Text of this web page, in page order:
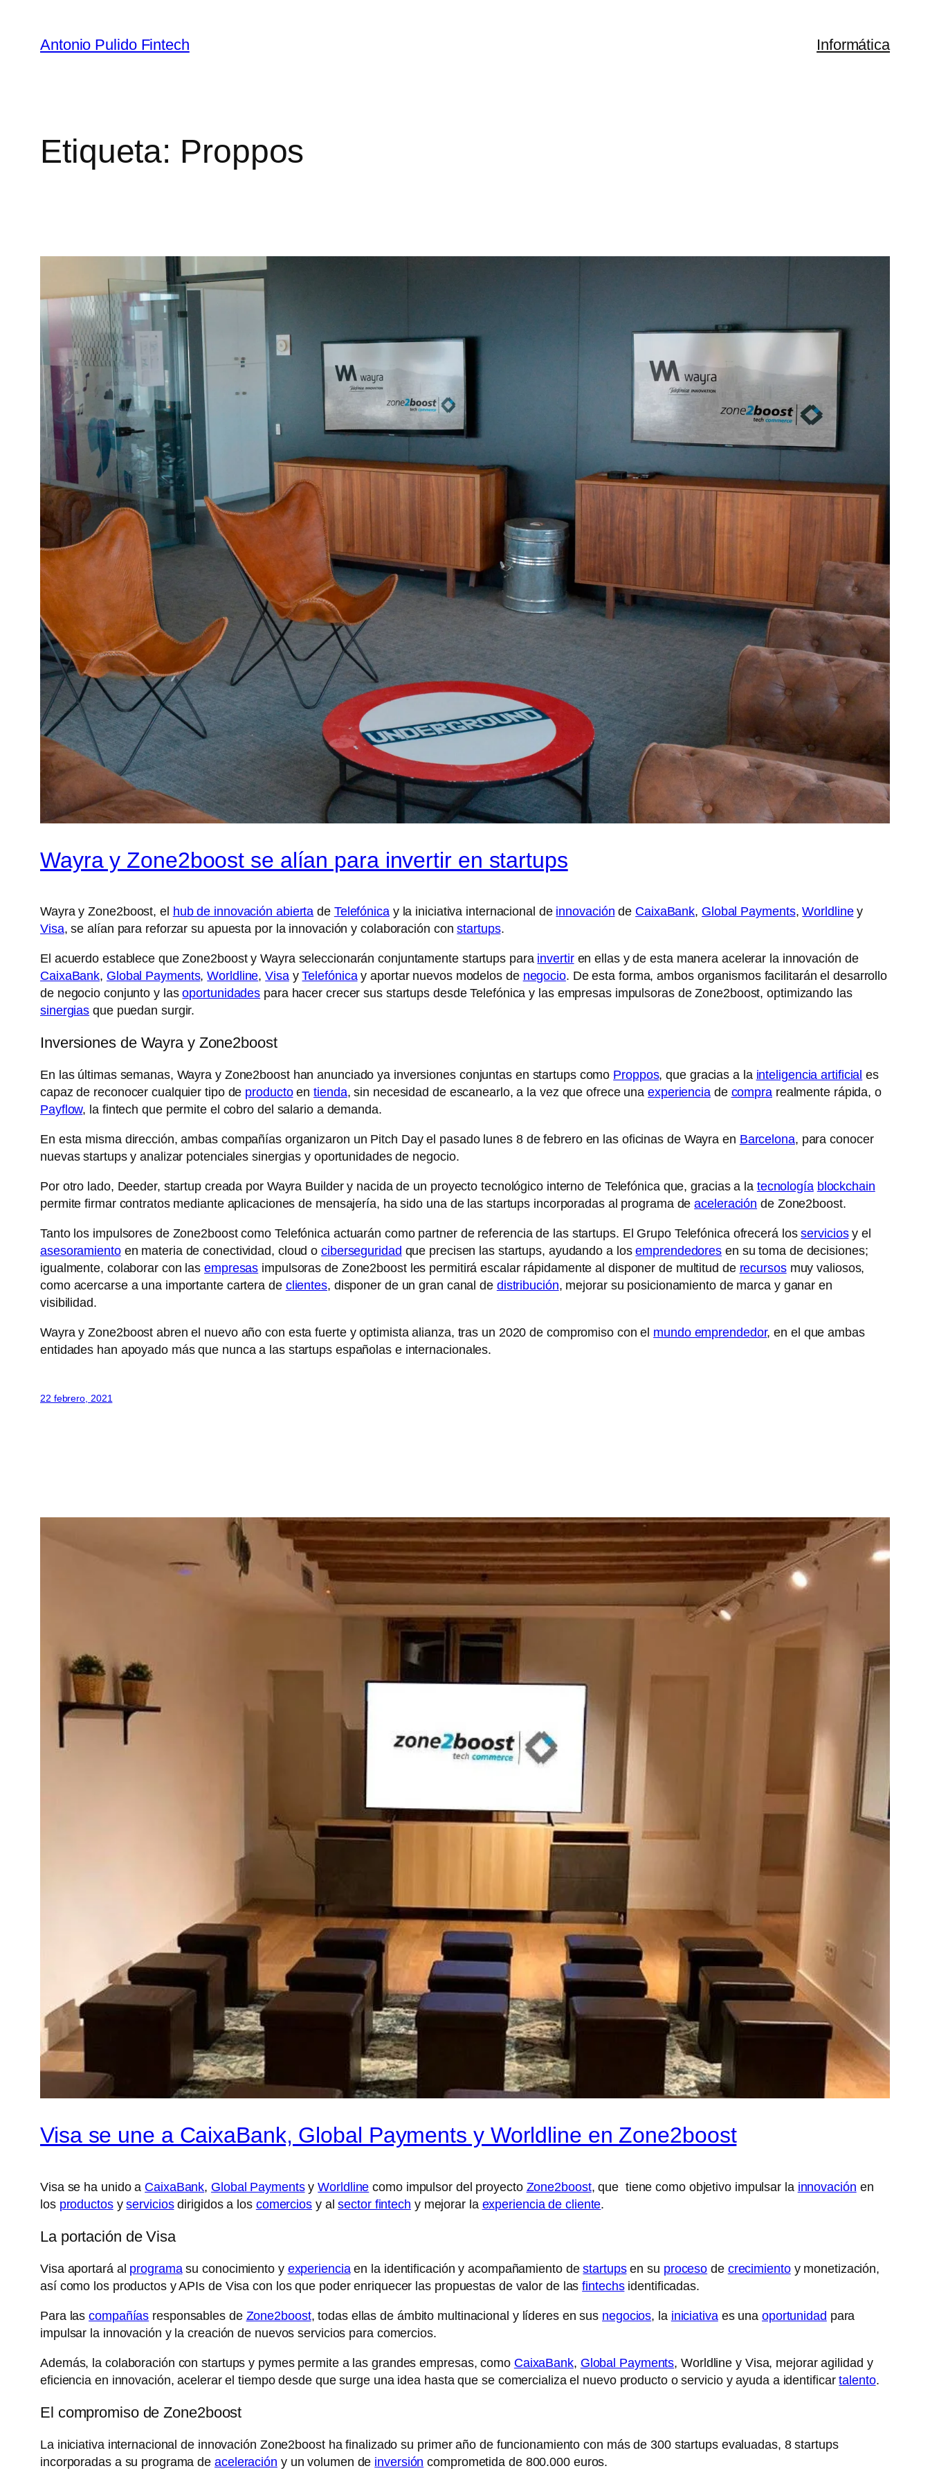
Antonio Pulido Fintech Informática
Etiqueta: Proppos
Wayra y Zone2boost se alían para invertir en startups
Wayra y Zone2boost, el hub de innovación abierta de Telefónicay la iniciativa internacional de innovación de CaixaBank, Global Payments,Worldliney
Visa, se alían para reforzar su apuesta por la innovación y colaboración constartups.
El acuerdo establece que Zone2boost y Wayra seleccionarán conjuntamente startups para invertiren ellas y de esta manera acelerar la innovación de
CaixaBank, Global Payments,Worldline,VisayTelefónicay aportar nuevos modelos de negocio. De esta forma, ambos organismos facilitarán el desarrollo
de negocio conjunto y lasoportunidades para hacer crecer sus startups desde Telefónica y las empresas impulsoras de Zone2boost, optimizando las
sinergias que puedan surgir.
Inversiones de Wayra y Zone2boost
En las últimas semanas, Wayra y Zone2boost han anunciado ya inversiones conjuntas en startups como Proppos, que gracias a la inteligencia artificial es
capaz de reconocer cualquier tipo de productoentienda, sin necesidad de escanearlo, a la vez que ofrece unaexperienciade comprarealmente rápida, o
Payflow, la fintech que permite el cobro del salario a demanda.
En esta misma dirección, ambas compañías organizaron un Pitch Day el pasado lunes 8 de febrero en las oficinas de Wayra en Barcelona, para conocer
nuevas startups y analizar potenciales sinergias y oportunidades de negocio.
Por otro lado, Deeder, startup creada por Wayra Builder y nacida de un proyecto tecnológico interno de Telefónica que, gracias a la tecnología blockchain
permite firmar contratos mediante aplicaciones de mensajería, ha sido una de las startups incorporadas al programa deaceleración de Zone2boost.
Tanto los impulsores de Zone2boost como Telefónica actuarán como partner de referencia de las startups. El Grupo Telefónica ofrecerá losserviciosy el
asesoramientoen materia de conectividad, cloud ociberseguridad que precisen las startups, ayudando a losemprendedores en su toma de decisiones;
igualmente, colaborar con las empresas impulsoras de Zone2boost les permitirá escalar rápidamente al disponer de multitud de recursosmuy valiosos,
como acercarse a una importante cartera de clientes, disponer de un gran canal de distribución, mejorar su posicionamiento de marca y ganar en
visibilidad.
Wayra y Zone2boost abren el nuevo año con esta fuerte y optimista alianza, tras un 2020 de compromiso con el mundo emprendedor, en el que ambas
entidades han apoyado más que nunca a las startups españolas e internacionales.
22 febrero, 2021
Visa se une a CaixaBank, Global Payments y Worldline en Zone2boost
Visa se ha unido a CaixaBank, Global PaymentsyWorldline como impulsor del proyecto Zone2boost, que tiene como objetivo impulsar la innovación en
los productosyserviciosdirigidos a los comerciosy alsector fintech y mejorar la experiencia de cliente.
La portación de Visa
Visa aportará al programasu conocimiento y experienciaen la identificación y acompañamiento destartupsen su proceso de crecimientoy monetización,
así como los productos y APIs de Visa con los que poder enriquecer las propuestas de valor de lasfintechsidentificadas.
Para lascompañías responsables de Zone2boost, todas ellas de ámbito multinacional y líderes en sus negocios, la iniciativaes una oportunidad para
impulsar la innovación y la creación de nuevos servicios para comercios.
Además, la colaboración con startups y pymes permite a las grandes empresas, como CaixaBank, Global Payments, Worldline y Visa, mejorar agilidad y
eficiencia en innovación, acelerar el tiempo desde que surge una idea hasta que se comercializa el nuevo producto o servicio y ayuda a identificartalento.
El compromiso de Zone2boost
La iniciativa internacional de innovación Zone2boost ha finalizado su primer año de funcionamiento con más de 300 startups evaluadas, 8 startups
incorporadas a su programa de aceleración y un volumen de inversión comprometida de 800.000 euros.